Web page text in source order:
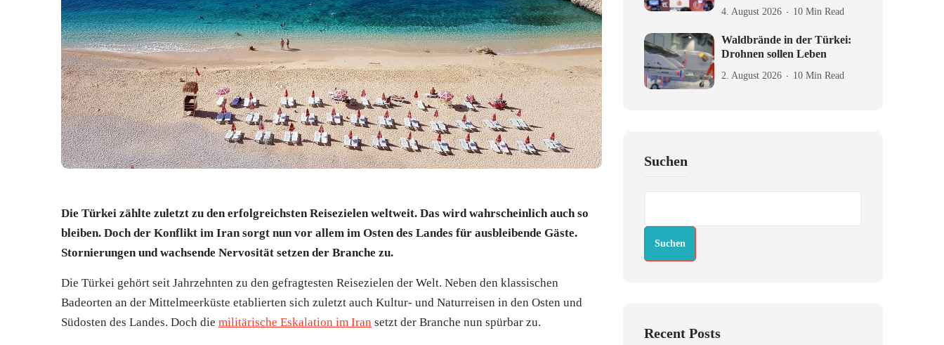
Die Türkei zählte zuletzt zu den erfolgreichsten Reisezielen weltweit. Das wird wahrscheinlich auch so
bleiben. Doch der Konflikt im Iran sorgt nun vor allem im Osten des Landes für ausbleibende Gäste.
Stornierungen und wachsende Nervosität setzen der Branche zu.
Die Türkei gehört seit Jahrzehnten zu den gefragtesten Reisezielen der Welt. Neben den klassischen
Badeorten an der Mittelmeerküste etablierten sich zuletzt auch Kultur- und Naturreisen in den Osten und
Südosten des Landes. Doch die militärische Eskalation im Iran setzt der Branche nun spürbar zu.
4. August 2026 10 Min Read
Waldbrände in der Türkei:
Drohnen sollen Leben
2. August 2026 10 Min Read
Suchen
Suchen
Recent Posts